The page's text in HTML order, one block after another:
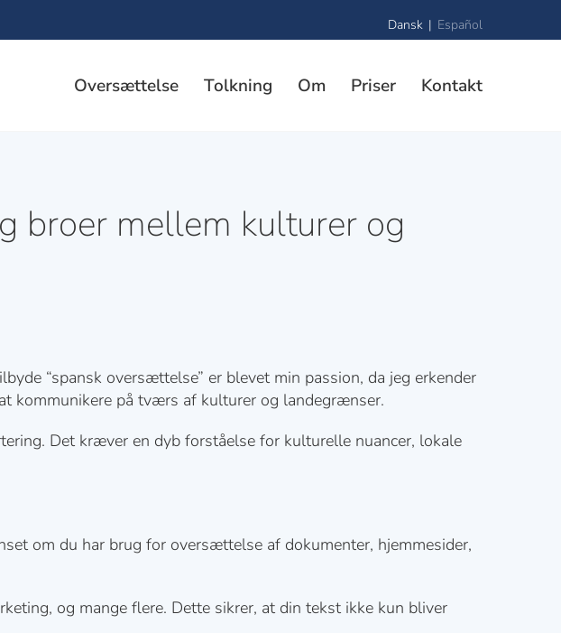
Dansk Español
Oversættelse Tolkning Om Priser Kontakt
broer mellem kulturer og
“spansk oversættelse” er blevet min passion, da jeg erkender
kommunikere på tværs af kulturer og landegrænser.
Det kræver en dyb forståelse for kulturelle nuancer, lokale
om du har brug for oversættelse af dokumenter, hjemmesider,
og mange flere. Dette sikrer, at din tekst ikke kun bliver